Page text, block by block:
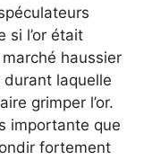
si l’or était
haussier
durant laquelle
grimper l’or.
importante que
fortement